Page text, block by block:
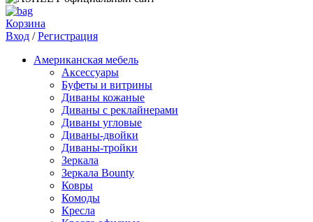
Корзина
Вход /Регистрация
Американская мебель
Аксессуары
Буфеты и витрины
Диваны кожаные
Диваны с реклайнерами
Диваны угловые
Диваны-двойки
Диваны-тройки
Зеркала
Зеркала Bounty
Ковры
Комоды
Кресла